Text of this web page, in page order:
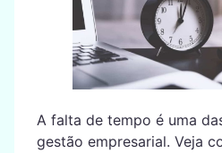
A falta de tempo é uma
gestão empresarial. Veja